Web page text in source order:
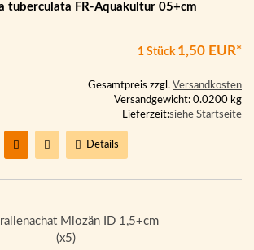
tuberculata FR-Aquakultur 05+cm
1 Stück 1,50 EUR*
Gesamtpreis zzgl. Versandkosten
Versandgewicht: 0.0200 kg
Lieferzeit:siehe Startseite
Details